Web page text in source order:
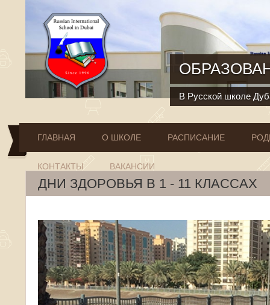
В Русской школе
ГЛАВНАЯ О ШКОЛЕ РАСПИСАНИЕ
КОНТАКТЫ ВАКАНСИИ
ДНИ ЗДОРОВЬЯ В 1 - 11 КЛАССАХ